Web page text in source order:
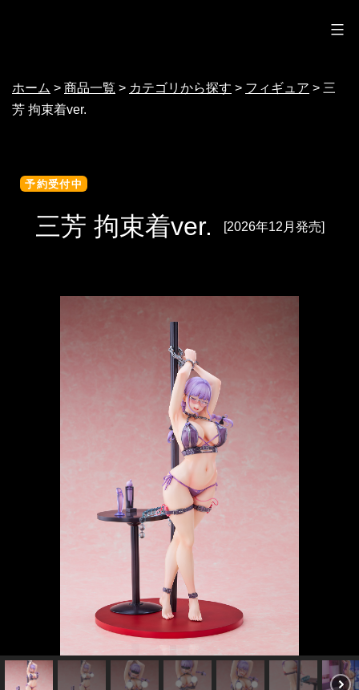
ンホーム > 商品一覧 > カテゴリから探す > フィギュア > 三
芳 拘束着ver.
予約受付中
三芳 拘束着ver. [2026年12月発売]